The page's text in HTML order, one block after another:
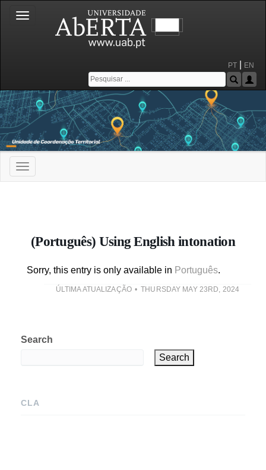
Toggle
navigation
PT EN
Toggle
navigation
(Português) Using English intonation
Sorry, this entry is only available in Português.
ÚLTIMA ATUALIZAÇÃO THURSDAY MAY 23RD, 2024
Search
Search
CLA